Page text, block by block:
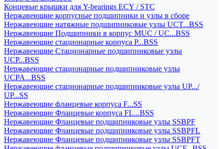
Концевые крышки для Y-bearings ECY / STC
Нержавеющие корпусные подшипники и узлы в сборе
Нержавеющие натяжные подшипниковые узлы UCT...BSS
Нержавеющие Подшипники в корпус MUC / UC...BSS
Нержавеющие стационарные корпуса P...BSS
Нержавеющие Стационарные подшипниковые узлы
UCP...BSS
Нержавеющие стационарные подшипниковые узлы
UCPA...BSS
Нержавеющие стационарные подшипниковые узлы UP.../
UP...SS
Нержавеющие фланцевые корпуса F...SS
Нержавеющие Фланцевые корпуса FL...BSS
Нержавеющие Фланцевые подшипниковые узлы SSBPF
Нержавеющие Фланцевые подшипниковые узлы SSBPFL
Нержавеющие Фланцевые подшипниковые узлы SSBPFT